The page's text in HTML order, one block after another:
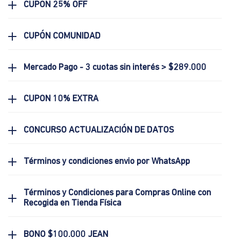
CUPON 25% OFF
CUPÓN COMUNIDAD
Mercado Pago - 3 cuotas sin interés > $289.000
CUPON 10% EXTRA
CONCURSO ACTUALIZACIÓN DE DATOS
Términos y condiciones envio por WhatsApp
Términos y Condiciones para Compras Online con
Recogida en Tienda Física
BONO $100.000 JEAN